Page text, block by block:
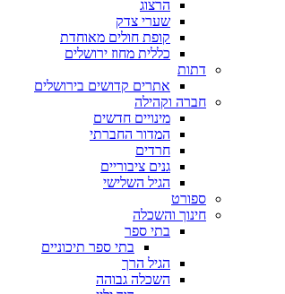
הרצוג
שערי צדק
קופת חולים מאוחדת
כללית מחוז ירושלים
דתות
אתרים קדושים בירושלים
חברה וקהילה
מינויים חדשים
המדור החברתי
חרדים
גנים ציבוריים
הגיל השלישי
ספורט
חינוך והשכלה
בתי ספר
בתי ספר תיכוניים
הגיל הרך
השכלה גבוהה